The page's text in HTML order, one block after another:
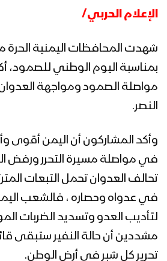
1444هـ
قادمون في العام
كلمة السيد القائد
الحوثي في الذكرى
“اليوم الوطني للصمود” 3 رمضان
القوات المسلحة
“الصمود بوجه
الوحدات العسكرية
شهدت المحافظات اليمنية الحرة
بمناسبة اليوم الوطني للصمود،
مواصلة الصمود ومواجهة
وأكد المشاركون أن اليمن أقوى
في مواصلة مسيرة التحرر ورفض
تحالف العدوان تحمل التبعات
في عدواه وحصاره ، فالشعب
لتأديب العدو وتسديد الضربات
مشددين أن حالة النفير ستبقى